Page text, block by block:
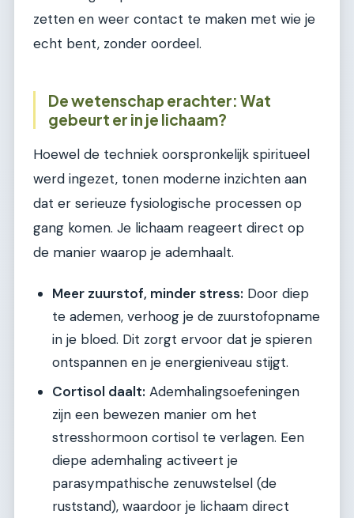
zetten en weer contact te maken met wie je
echt bent, zonder oordeel.
De wetenschap erachter: Wat
gebeurt er in je lichaam?
Hoewel de techniek oorspronkelijk spiritueel
werd ingezet, tonen moderne inzichten aan
dat er serieuze fysiologische processen op
gang komen. Je lichaam reageert direct op
de manier waarop je ademhaalt.
Meer zuurstof, minder stress: Door diep
te ademen, verhoog je de zuurstofopname
in je bloed. Dit zorgt ervoor dat je spieren
ontspannen en je energieniveau stijgt.
Cortisol daalt: Ademhalingsoefeningen
zijn een bewezen manier om het
stresshormoon cortisol te verlagen. Een
diepe ademhaling activeert je
parasympathische zenuwstelsel (de
ruststand), waardoor je lichaam direct